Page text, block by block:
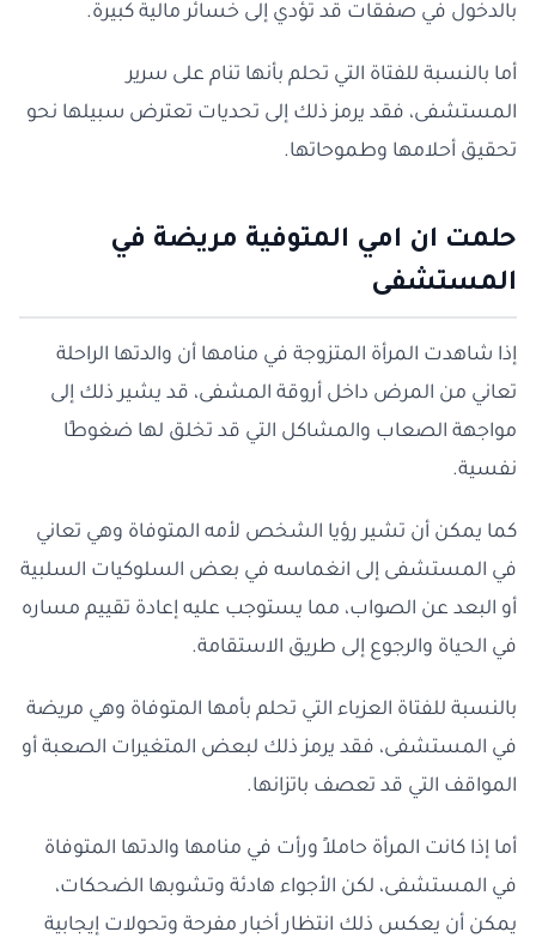
بالدخول في صفقات قد تؤدي إلى خسائر مالية كبيرة.
أما بالنسبة للفتاة التي تحلم بأنها تنام على سرير
المستشفى، فقد يرمز ذلك إلى تحديات تعترض سبيلها نحو
تحقيق أحلامها وطموحاتها.
حلمت ان امي المتوفية مريضة في
المستشفى
إذا شاهدت المرأة المتزوجة في منامها أن والدتها الراحلة
تعاني من المرض داخل أروقة المشفى، قد يشير ذلك إلى
مواجهة الصعاب والمشاكل التي قد تخلق لها ضغوطًا
نفسية.
كما يمكن أن تشير رؤيا الشخص لأمه المتوفاة وهي تعاني
في المستشفى إلى انغماسه في بعض السلوكيات السلبية
أو البعد عن الصواب، مما يستوجب عليه إعادة تقييم مساره
في الحياة والرجوع إلى طريق الاستقامة.
بالنسبة للفتاة العزباء التي تحلم بأمها المتوفاة وهي مريضة
في المستشفى، فقد يرمز ذلك لبعض المتغيرات الصعبة أو
المواقف التي قد تعصف باتزانها.
أما إذا كانت المرأة حاملاً ورأت في منامها والدتها المتوفاة
في المستشفى، لكن الأجواء هادئة وتشوبها الضحكات،
يمكن أن يعكس ذلك انتظار أخبار مفرحة وتحولات إيجابية